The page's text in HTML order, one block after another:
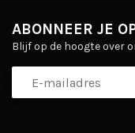
ABONNEER JE
Blijf op de hoogte over